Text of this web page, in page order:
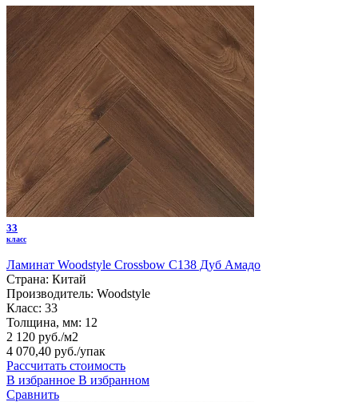
33
класс
Ламинат Woodstyle Crossbow C138 Дуб Амадо
Страна: Китай
Производитель: Woodstyle
Класс: 33
Толщина, мм: 12
2 120 руб./м2
4 070,40 руб./упак
Рассчитать стоимость
В избранное В избранном
Сравнить